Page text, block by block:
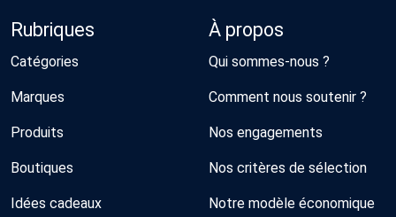
Rubriques
Catégories
Marques
Produits
Boutiques
Idées cadeaux
À propos
Qui sommes-nous ?
Comment nous soutenir ?
Nos engagements
Nos critères de sélection
Notre modèle économique